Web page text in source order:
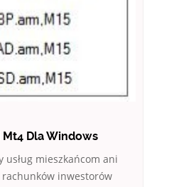
Dla Windows
usług mieszkańcom ani
rachunków inwestorów